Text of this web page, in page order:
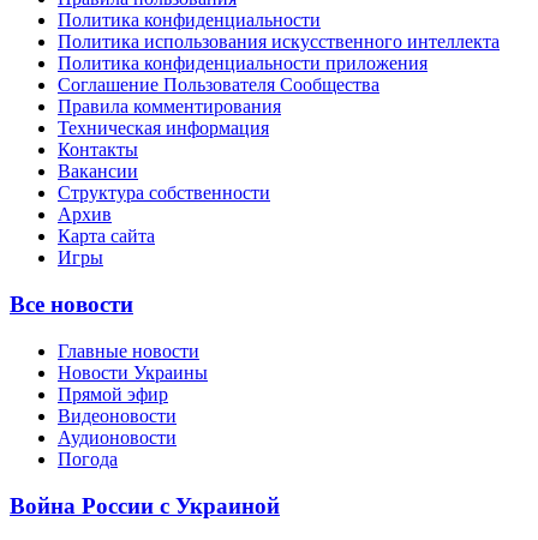
Политика конфиденциальности
Политика использования искусственного интеллекта
Политика конфиденциальности приложения
Соглашение Пользователя Сообщества
Правила комментирования
Техническая информация
Контакты
Вакансии
Структура собственности
Архив
Карта сайта
Игры
Все новости
Главные новости
Новости Украины
Прямой эфир
Видеоновости
Аудионовости
Погода
Война России с Украиной